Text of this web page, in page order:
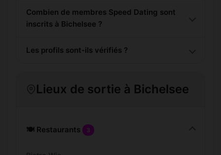
Combien de membres Speed Dating sont
inscrits à Bichelsee ?
Les profils sont-ils vérifiés ?
Lieux de sortie à Bichelsee
🍽️ Restaurants 3